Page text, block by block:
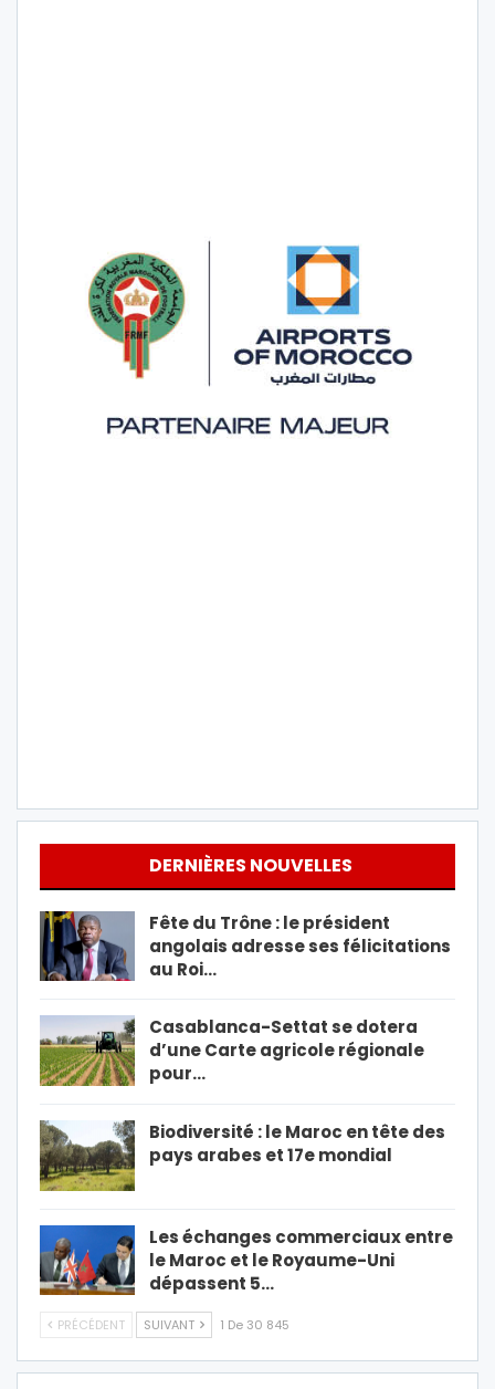
DERNIÈRES NOUVELLES
Fête du Trône : le président
angolais adresse ses félicitations
au Roi…
Casablanca-Settat se dotera
d’une Carte agricole régionale
pour…
Biodiversité : le Maroc en tête des
pays arabes et 17e mondial
Les échanges commerciaux entre
le Maroc et le Royaume-Uni
dépassent 5…
PRÉCÉDENT SUIVANT 1 De 30 845